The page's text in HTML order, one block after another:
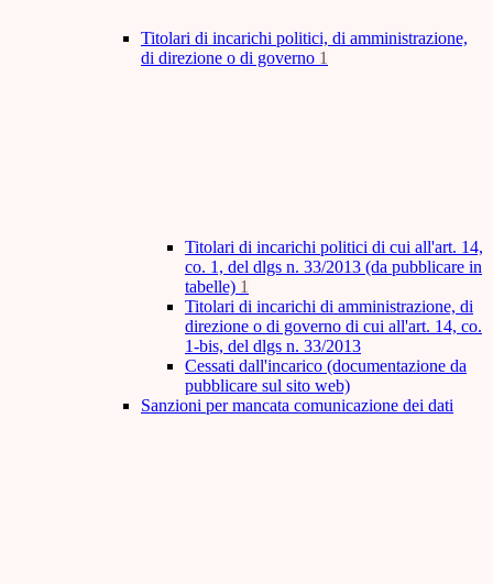
Titolari di incarichi politici, di amministrazione,
di direzione o di governo 1
Titolari di incarichi politici di cui all'art. 14,
co. 1, del dlgs n. 33/2013 (da pubblicare in
tabelle) 1
Titolari di incarichi di amministrazione, di
direzione o di governo di cui all'art. 14, co.
1-bis, del dlgs n. 33/2013
Cessati dall'incarico (documentazione da
pubblicare sul sito web)
Sanzioni per mancata comunicazione dei dati